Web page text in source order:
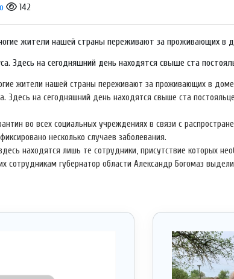
142
жители нашей страны переживают за проживающих в
Здесь на сегодняшний день находятся свыше ста
жители нашей страны переживают за проживающих в
Здесь на сегодняшний день находятся свыше ста
во всех социальных учреждениях в связи с
несколько случаев заболевания.
находятся лишь те сотрудники, присутствие которых
сотрудникам губернатор области Александр Богомаз